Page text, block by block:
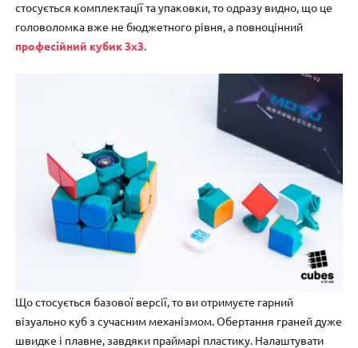
стосується комплектації та упаковки, то одразу видно, що це
головоломка вже не бюджетного рівня, а повноцінний
професійний кубик 3х3.
Що стосується базової версії, то ви отримуєте гарний
візуально куб з сучасним механізмом. Обертання граней дуже
швидке і плавне, завдяки праймарі пластику. Налаштувати